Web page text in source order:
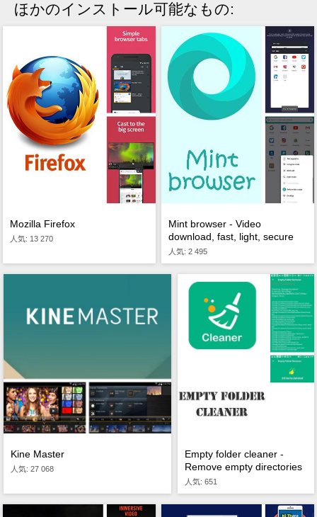
ほかのインストール可能なもの:
Mozilla Firefox
人気: 13 270
Mint browser - Video
download, fast, light, secure
人気: 2 495
Kine Master
人気: 27 068
Empty folder cleaner -
Remove empty directories
人気: 651